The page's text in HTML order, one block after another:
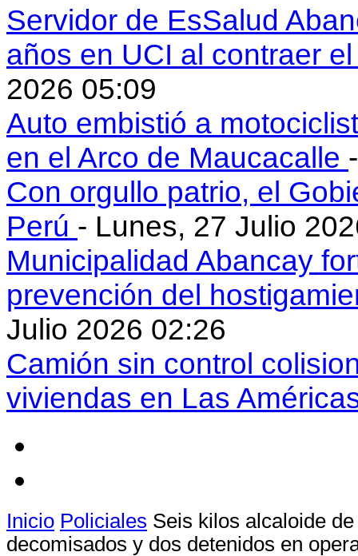
Servidor de EsSalud
años en UCI al contraer
2026 05:09
Auto embistió a
en el Arco de Maucacalle
Con orgullo patrio, el
Perú - Lunes, 27 Julio
Municipalidad Abancay
prevención del
Julio 2026 02:26
Camión sin control
viviendas en Las
Inicio Policiales Seis kilos alcaloide
decomisados y dos detenidos en